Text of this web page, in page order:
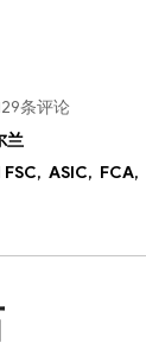
条评论
兰
FSC, ASIC, FCA,